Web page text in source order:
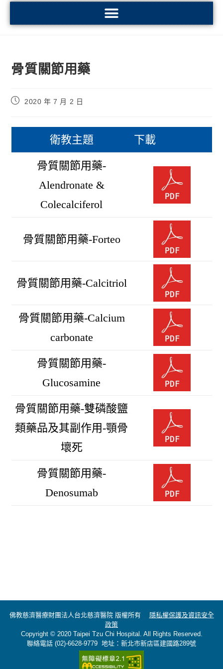
骨質關節用藥
2020 年 7 月 2 日
衛教主題 下載
骨質關節用藥-
Alendronate &
Colecalciferol
骨質關節用藥-Forteo
骨質關節用藥-Calcitriol
骨質關節用藥-Calcium
carbonate
骨質關節用藥-
Glucosamine
骨質關節用藥-雙磷酸鹽
類藥品及其副作用-顎骨
壞死
骨質關節用藥-
Denosumab
佛教慈濟醫療財團法人台北慈濟醫院 版權所有 隱私權保護及資訊安全
政策
Copyright © 2020 Taipei Tzu Chi Hospital. All Rights Reserved.
聯絡電話 (02)-6628-9779 地址：新北市新店區建國路289號